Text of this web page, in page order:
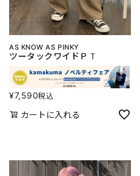
AS KNOW AS PINKY
ツータックワイドＰＴ
¥7,590税込
カートに入れる